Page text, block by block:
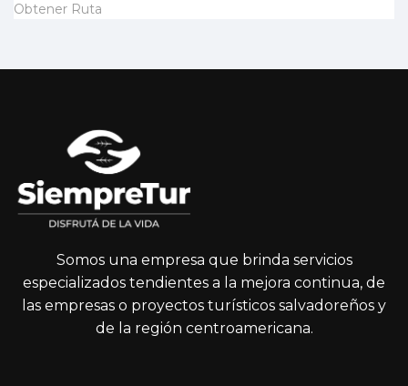
Obtener Ruta
Somos una empresa que brinda servicios
especializados tendientes a la mejora continua, de
las empresas o proyectos turísticos salvadoreños y
de la región centroamericana.